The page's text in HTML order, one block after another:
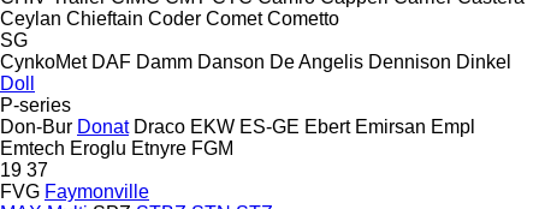
Ceylan Chieftain Coder Comet Cometto
SG
CynkoMet DAF Damm Danson De Angelis Dennison Dinkel
Doll
P-series
Don-Bur Donat Draco EKW ES-GE Ebert Emirsan Empl
Emtech Eroglu Etnyre FGM
19 37
FVG Faymonville